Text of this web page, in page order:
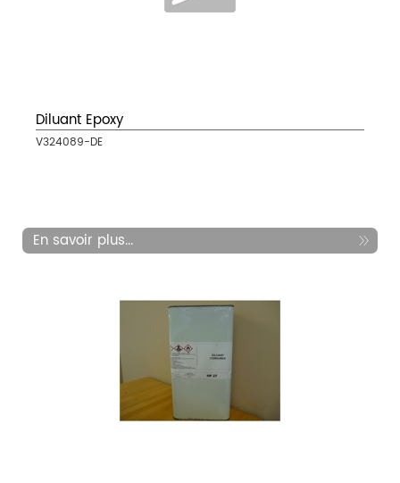
Diluant Epoxy
V324089-DE
En savoir plus...